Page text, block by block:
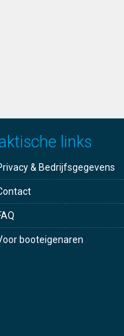
links
& Bedrijfsgegevens
booteigenaren